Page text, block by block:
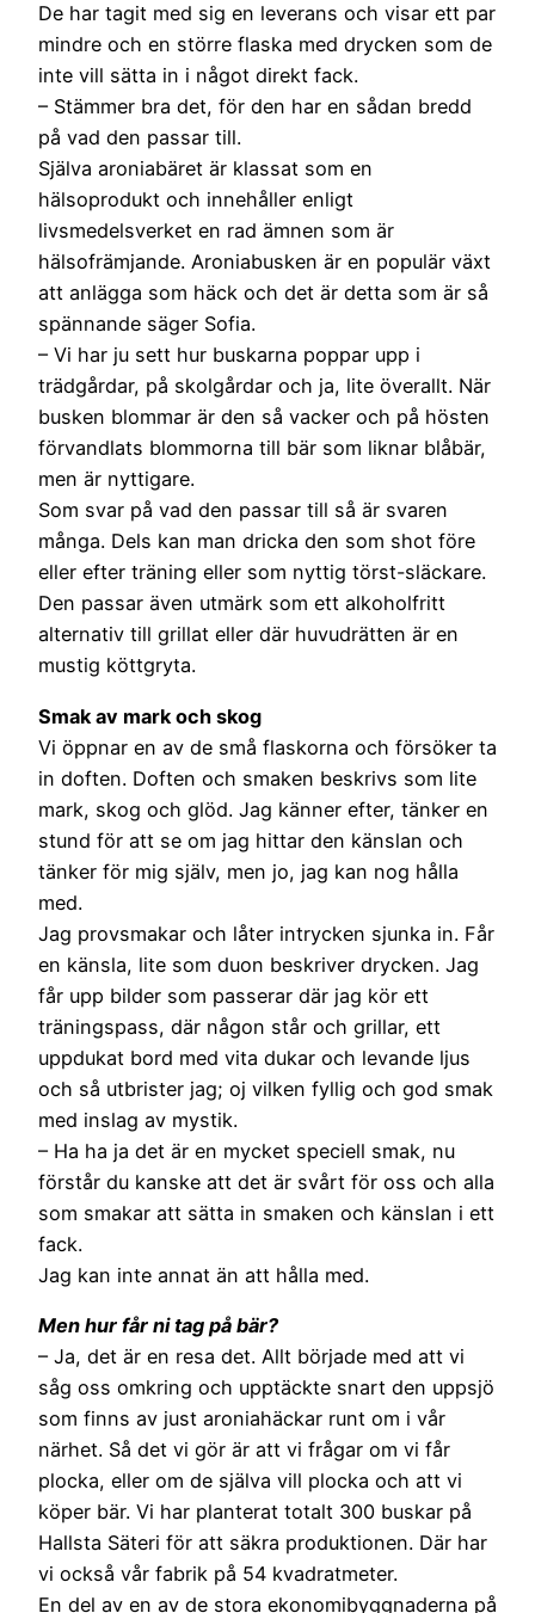
De har tagit med sig en leverans och visar ett par
mindre och en större flaska med drycken som de
inte vill sätta in i något direkt fack.
– Stämmer bra det, för den har en sådan bredd
på vad den passar till.
Själva aroniabäret är klassat som en
hälsoprodukt och innehåller enligt
livsmedelsverket en rad ämnen som är
hälsofrämjande. Aroniabusken är en populär växt
att anlägga som häck och det är detta som är så
spännande säger Sofia.
– Vi har ju sett hur buskarna poppar upp i
trädgårdar, på skolgårdar och ja, lite överallt. När
busken blommar är den så vacker och på hösten
förvandlats blommorna till bär som liknar blåbär,
men är nyttigare.
Som svar på vad den passar till så är svaren
många. Dels kan man dricka den som shot före
eller efter träning eller som nyttig törst-släckare.
Den passar även utmärk som ett alkoholfritt
alternativ till grillat eller där huvudrätten är en
mustig köttgryta.
Smak av mark och skog
Vi öppnar en av de små flaskorna och försöker ta
in doften. Doften och smaken beskrivs som lite
mark, skog och glöd. Jag känner efter, tänker en
stund för att se om jag hittar den känslan och
tänker för mig själv, men jo, jag kan nog hålla
med.
Jag provsmakar och låter intrycken sjunka in. Får
en känsla, lite som duon beskriver drycken. Jag
får upp bilder som passerar där jag kör ett
träningspass, där någon står och grillar, ett
uppdukat bord med vita dukar och levande ljus
och så utbrister jag; oj vilken fyllig och god smak
med inslag av mystik.
– Ha ha ja det är en mycket speciell smak, nu
förstår du kanske att det är svårt för oss och alla
som smakar att sätta in smaken och känslan i ett
fack.
Jag kan inte annat än att hålla med.
Men hur får ni tag på bär?
– Ja, det är en resa det. Allt började med att vi
såg oss omkring och upptäckte snart den uppsjö
som finns av just aroniahäckar runt om i vår
närhet. Så det vi gör är att vi frågar om vi får
plocka, eller om de själva vill plocka och att vi
köper bär. Vi har planterat totalt 300 buskar på
Hallsta Säteri för att säkra produktionen. Där har
vi också vår fabrik på 54 kvadratmeter.
En del av en av de stora ekonomibyggnaderna på